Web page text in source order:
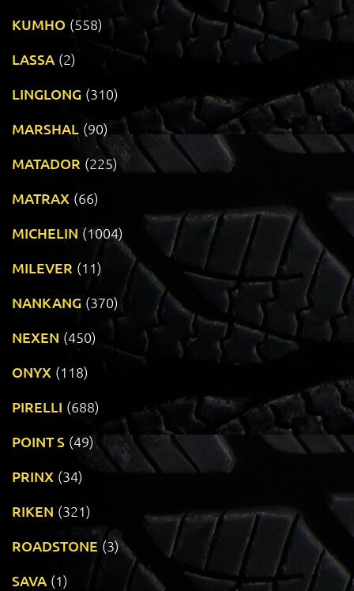
KUMHO (558)
LASSA (2)
LINGLONG (310)
MARSHAL (90)
MATADOR (225)
MATRAX (66)
MICHELIN (1004)
MILEVER (11)
NANKANG (370)
NEXEN (450)
ONYX (118)
PIRELLI (688)
POINT S (49)
PRINX (34)
RIKEN (321)
ROADSTONE (3)
SAVA (1)